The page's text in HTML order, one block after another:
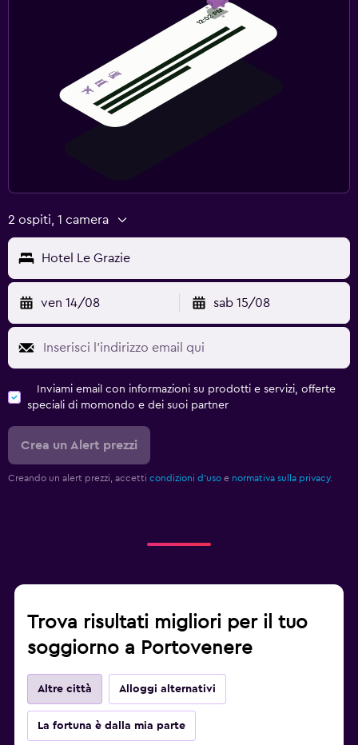
2 ospiti, 1 camera
Hotel Le Grazie
ven 14/08 sab 15/08
Inviami email con informazioni su prodotti e servizi, offerte
speciali di momondo e dei suoi partner
Crea un Alert prezzi
Creando un alert prezzi, accetti condizioni d'uso e normativa sulla privacy.
Trova risultati migliori per il tuo
soggiorno a Portovenere
Altre città Alloggi alternativi
La fortuna è dalla mia parte